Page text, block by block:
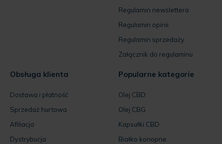
Regulamin newslettera
Regulamin opinii
Regulamin sprzedaży
Załącznik do regulaminu
Obsługa klienta
Dostawa i płatność
Sprzedaż hurtowa
Afiliacja
Dystrybucja
Popularne kategorie
Olej CBD
Olej CBG
Kapsułki CBD
Białko konopne